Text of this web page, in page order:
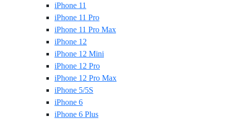
iPhone 11
iPhone 11 Pro
iPhone 11 Pro Max
iPhone 12
iPhone 12 Mini
iPhone 12 Pro
iPhone 12 Pro Max
iPhone 5/5S
iPhone 6
iPhone 6 Plus